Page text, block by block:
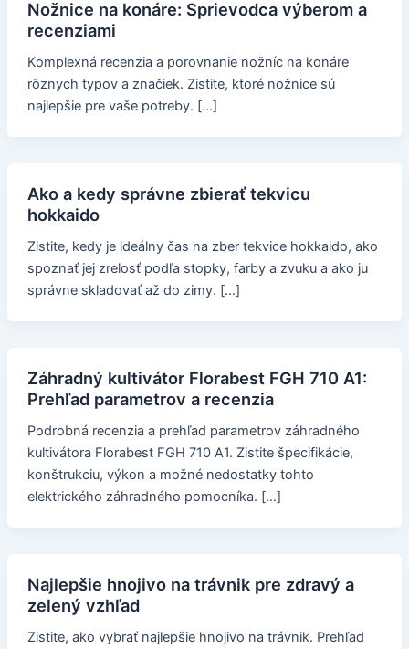
Nožnice na konáre: Sprievodca výberom a
recenziami
Komplexná recenzia a porovnanie nožníc na konáre
rôznych typov a značiek. Zistite, ktoré nožnice sú
najlepšie pre vaše potreby. […]
Ako a kedy správne zbierať tekvicu
hokkaido
Zistite, kedy je ideálny čas na zber tekvice hokkaido, ako
spoznať jej zrelosť podľa stopky, farby a zvuku a ako ju
správne skladovať až do zimy. […]
Záhradný kultivátor Florabest FGH 710 A1:
Prehľad parametrov a recenzia
Podrobná recenzia a prehľad parametrov záhradného
kultivátora Florabest FGH 710 A1. Zistite špecifikácie,
konštrukciu, výkon a možné nedostatky tohto
elektrického záhradného pomocníka. […]
Najlepšie hnojivo na trávnik pre zdravý a
zelený vzhľad
Zistite, ako vybrať najlepšie hnojivo na trávnik. Prehľad